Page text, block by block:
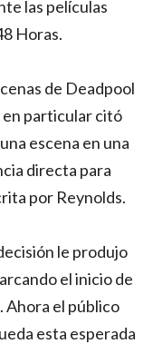
las películas
Horas.
de Deadpool
en particular citó
escena en una
directa para
por Reynolds.
le produjo
el inicio de
Ahora el público
esta esperada